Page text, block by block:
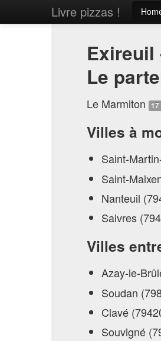
Livre pizzas !
Exireuil
Le
Le Marmiton 17
Villes à
Saint-
Saint-
Nanteuil
Saivres
Villes
Azay-le-
Soudan
Clavé
Souvigné